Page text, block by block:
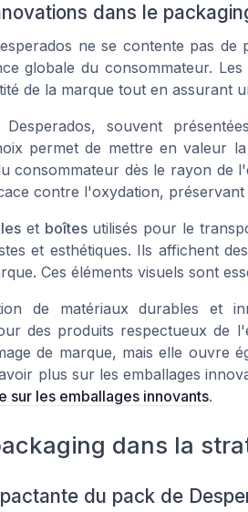
dans le
ne se contente pas
globale du consommateur.
de la marque tout en assurant
souvent
permet de mettre en valeur la
consommateur dès le rayon de
contre l'oxydation, préservant
et boîtesutilisés pour le
et esthétiques. Ils affichent
Ces éléments visuels sont
de matériaux durables et
des produits respectueux de
de marque, mais elle ouvre
plus sur les emballages
sur les emballages innovants.
dans la
du pack de